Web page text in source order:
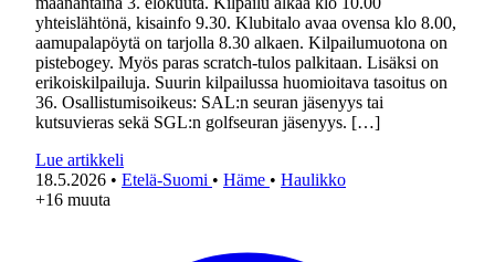
yhteislähtönä, kisainfo 9.30. Klubitalo avaa ovensa klo 8.00,
aamupalapöytä on tarjolla 8.30 alkaen. Kilpailumuotona on
pistebogey. Myös paras scratch-tulos palkitaan. Lisäksi on
erikoiskilpailuja. Suurin kilpailussa huomioitava tasoitus on
36. Osallistumisoikeus: SAL:n seuran jäsenyys tai
kutsuvieras sekä SGL:n golfseuran jäsenyys. […]
Lue artikkeli
18.5.2026 • Etelä-Suomi • Häme • Haulikko
+16 muuta